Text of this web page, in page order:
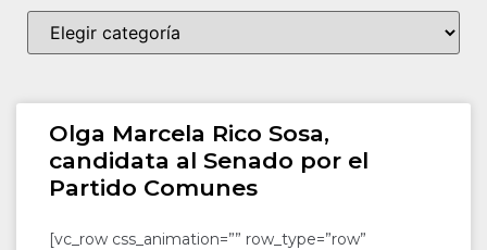
Olga Marcela Rico Sosa,
candidata al Senado por el
Partido Comunes
[vc_row css_animation=”” row_type=”row”